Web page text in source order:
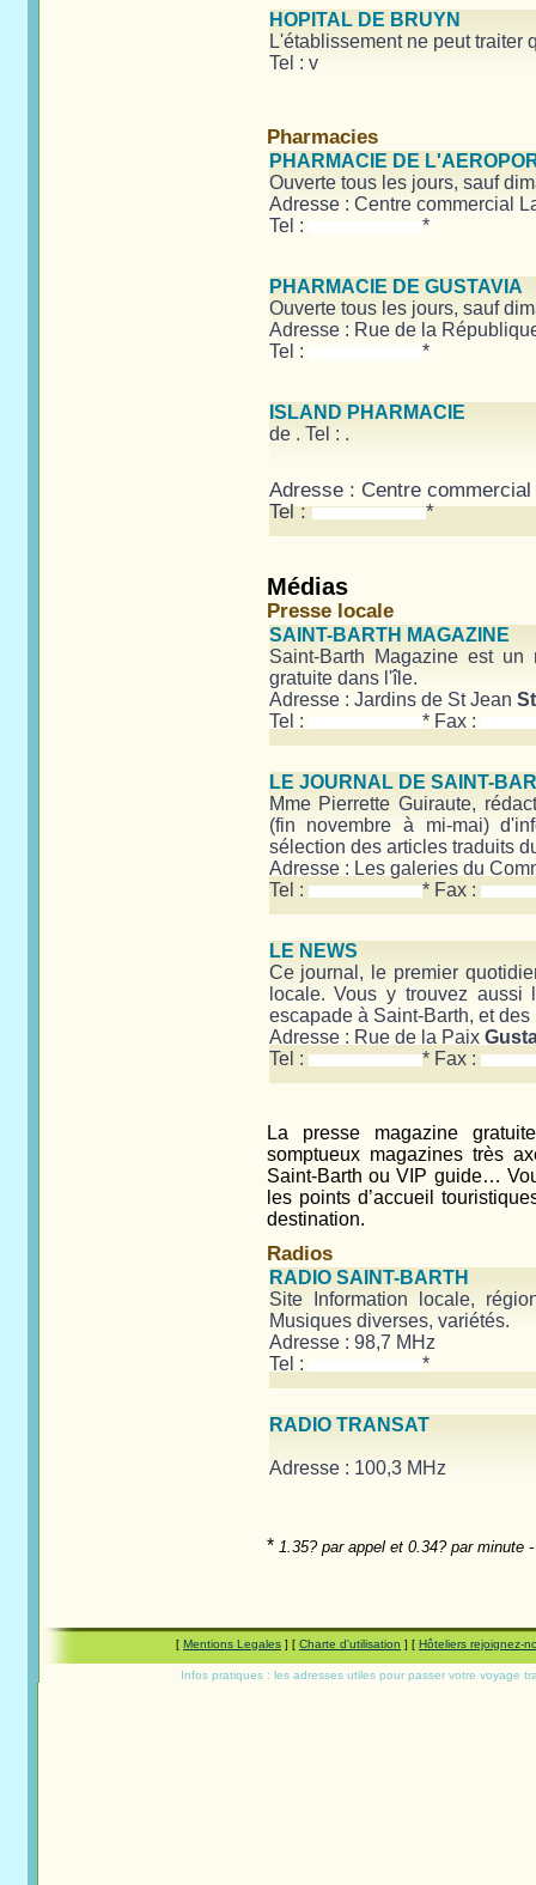
HOPITAL DE BRUYN
L'établissement ne peut traiter
Tel : v
Pharmacies
PHARMACIE DE
Ouverte tous les jours, sauf
Adresse : Centre commercial
Tel :
*
PHARMACIE DE GUSTAVIA
Ouverte tous les jours, sauf
Adresse : Rue de la
Tel :
*
ISLAND PHARMACIE
de . Tel : .
Adresse : Centre
Tel :
*
Médias
Presse locale
SAINT-BARTH MAGAZINE
Saint-Barth Magazine est un
gratuite dans l'île.
Adresse : Jardins de St Jean
Tel :
* Fax :
LE JOURNAL DE SAINT-
Mme Pierrette Guiraute,
(fin novembre à mi-mai)
sélection des articles traduits
Adresse : Les galeries du
Tel :
* Fax :
LE NEWS
Ce journal, le premier
locale. Vous y trouvez
escapade à Saint-Barth, et
Adresse : Rue de la Paix
Tel :
* Fax :
La presse magazine
somptueux magazines très
Saint-Barth ou VIP guide…
les points d’accueil
destination.
Radios
RADIO SAINT-BARTH
Site Information locale,
Musiques diverses, variétés.
Adresse : 98,7 MHz
Tel :
*
RADIO TRANSAT
Adresse : 100,3 MHz
* 1.35? par appel et 0.34? par minute
[ Mentions Legales ] [ Charte d'utilisation ] [ Hôteliers rejoignez-
Infos pratiques : les adresses utiles pour passer votre voyage